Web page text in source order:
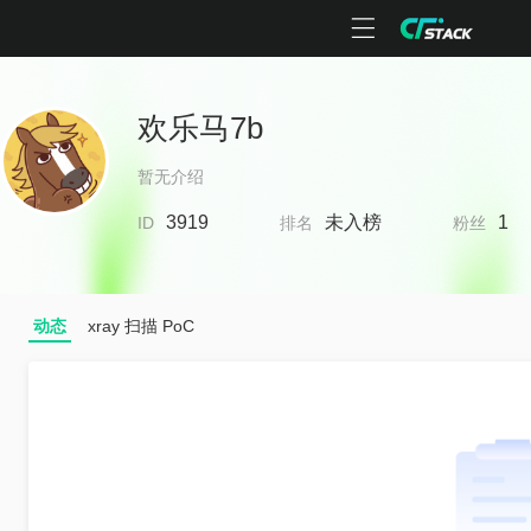
欢乐马7b
暂无介绍
ID 3919 排名 未入榜 粉丝 1
动态 xray 扫描 PoC